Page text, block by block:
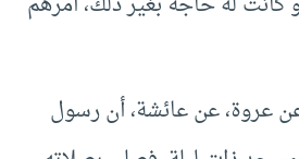
عروة، عن عائشة، أن رسول